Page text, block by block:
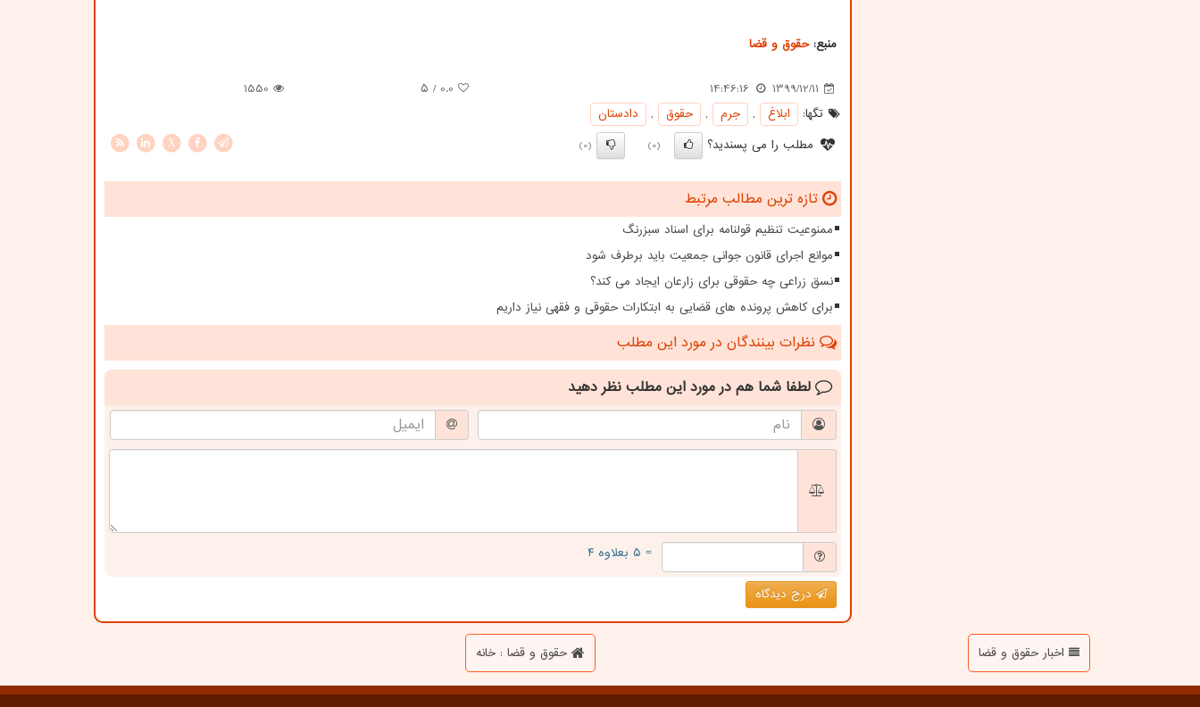
منبع:حقوق و قضا
1399/12/11
14:46:16
0.0 / ۵
1550
تگها:
ابلاغ , جرم , حقوق ,
دادستان
مطلب را می پسندید؟
(0)
(0)
X
تازه ترین مطالب مرتبط
ممنوعیت تنظیم قولنامه برای اسناد سبزرنگ
موانع اجرای قانون جوانی جمعیت باید برطرف شود
نسق زراعی چه حقوقی برای زارعان ایجاد می کند؟
برای کاهش پرونده های قضایی به ابتکارات حقوقی و فقهی نیاز داریم
نظرات بینندگان در مورد این مطلب
لطفا شما هم در مورد این مطلب نظر دهید
= ۵ بعلاوه ۴
درج دیدگاه
اخبار حقوق و قضا حقوق و قضا : خانه